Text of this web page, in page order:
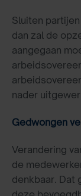
Sluiten
dan zal de
aangegaan
nader
Gedwongen
Verandering
de
denkbaar. Dat